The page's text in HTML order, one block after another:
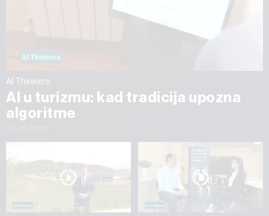
AI Thinkers
AI u turizmu: kad tradicija upozna
algoritme